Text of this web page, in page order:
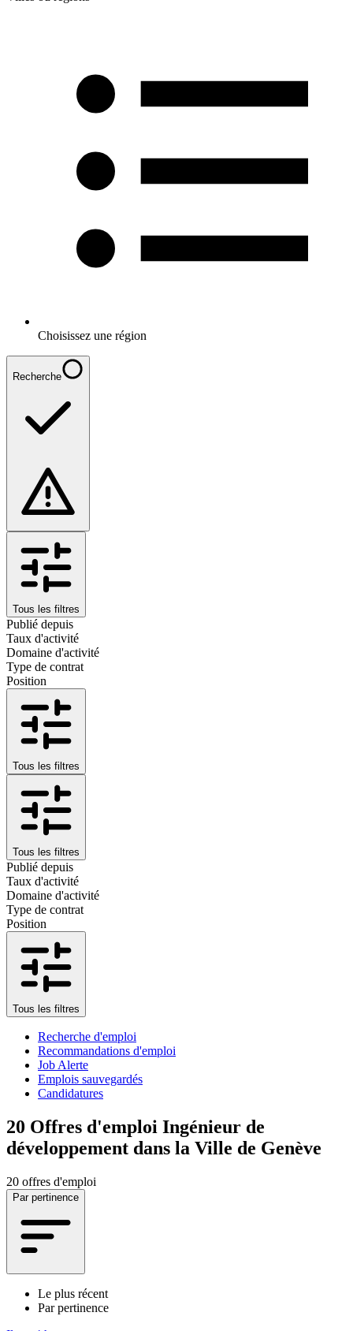
Choisissez une région
Recherche
Tous les filtres
Publié depuis
Taux d'activité
Domaine d'activité
Type de contrat
Position
Tous les filtres
Tous les filtres
Publié depuis
Taux d'activité
Domaine d'activité
Type de contrat
Position
Tous les filtres
Recherche d'emploi
Recommandations d'emploi
Job Alerte
Emplois sauvegardés
Candidatures
20 Offres d'emploi Ingénieur de
développement dans la Ville de Genève
20 offres d'emploi
Par pertinence
Le plus récent
Par pertinence